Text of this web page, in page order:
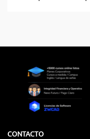
CONTACTO